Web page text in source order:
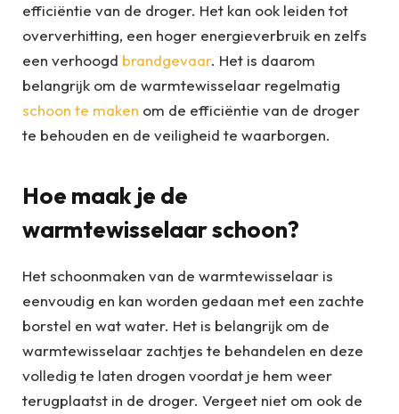
efficiëntie van de droger. Het kan ook leiden tot
oververhitting, een hoger energieverbruik en zelfs
een verhoogd brandgevaar. Het is daarom
belangrijk om de warmtewisselaar regelmatig
schoon te maken om de efficiëntie van de droger
te behouden en de veiligheid te waarborgen.
Hoe maak je de
warmtewisselaar schoon?
Het schoonmaken van de warmtewisselaar is
eenvoudig en kan worden gedaan met een zachte
borstel en wat water. Het is belangrijk om de
warmtewisselaar zachtjes te behandelen en deze
volledig te laten drogen voordat je hem weer
terugplaatst in de droger. Vergeet niet om ook de